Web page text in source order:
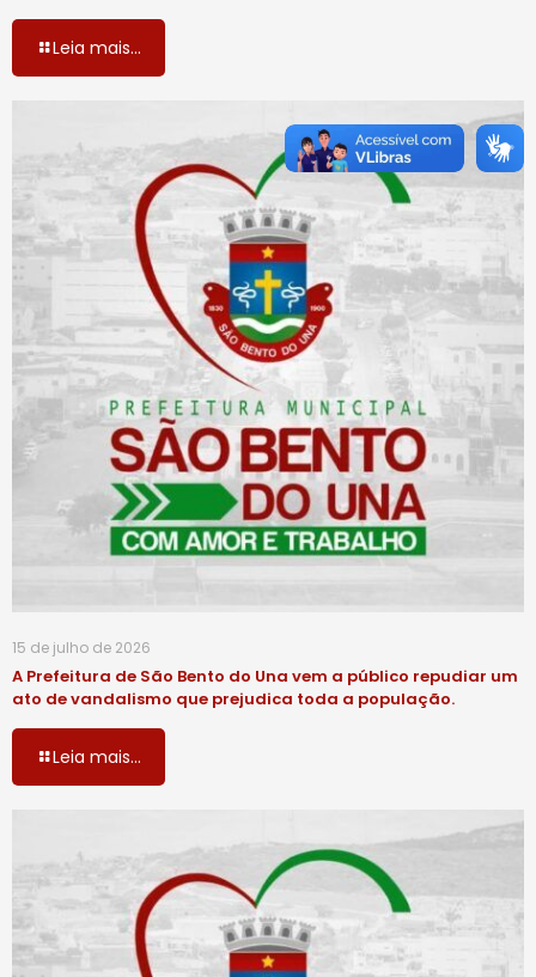
Leia mais...
15 de julho de 2026
A Prefeitura de São Bento do Una vem a público repudiar um
ato de vandalismo que prejudica toda a população.
Leia mais...